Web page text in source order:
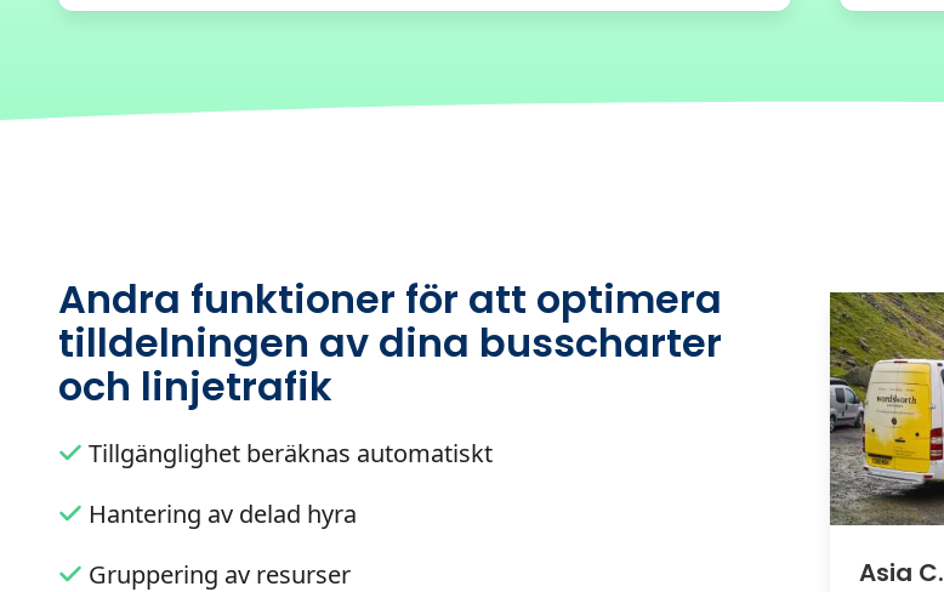
Andra funktioner för att optimera
tilldelningen av dina busscharter
och linjetrafik
Tillgänglighet beräknas automatiskt
Hantering av delad hyra
Gruppering av resurser
Asia C.